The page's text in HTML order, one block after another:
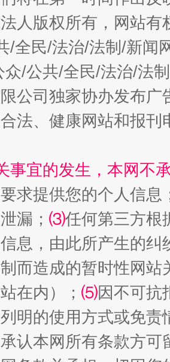
费，一次搞定
上好声名
人版权所有，网站
/全民/法治/法制/新闻
众/公共/全民/法治/法
限公司独家协办发布
法、健康网站和报
事宜的发生，本网不
求提供您的个人信息
漏； ⑶任何第三方根
息，由此所产生的纠
而造成的暂时性网
在内）； ⑸因不可抗
明的使用方式或免责
认本网所有条款方